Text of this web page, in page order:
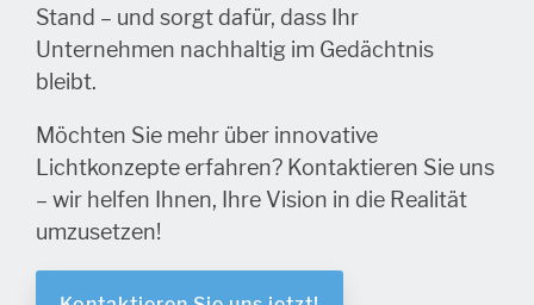
Stand – und sorgt dafür, dass Ihr
Unternehmen nachhaltig im Gedächtnis
bleibt.
Möchten Sie mehr über innovative
Lichtkonzepte erfahren? Kontaktieren Sie uns
– wir helfen Ihnen, Ihre Vision in die Realität
umzusetzen!